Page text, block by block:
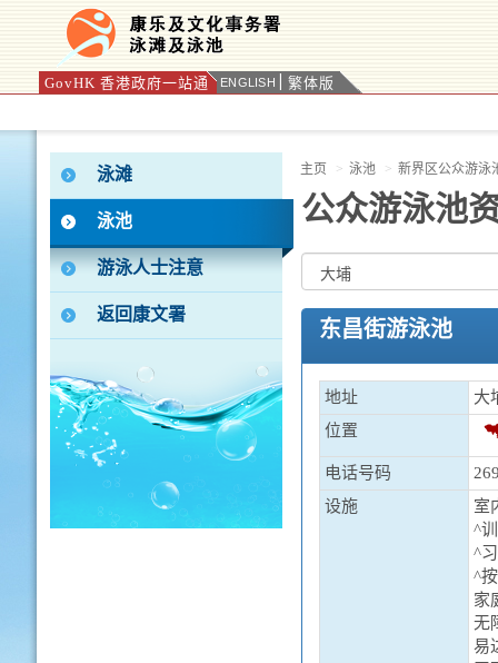
GovHK 香港政府一站通 ENGLISH 繁体版
按“Tab”进入菜单
泳滩
泳池
游泳人士注意
返回康文署
主页 泳池 新界区公众游泳
公众游泳池
东昌街游泳池
地址
大
位置
电话号码
设施
室
^
^
^
家
无
易